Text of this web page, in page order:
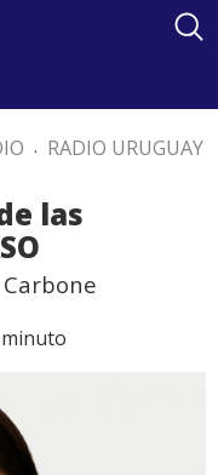
. RADIO URUGUAY
las
minuto